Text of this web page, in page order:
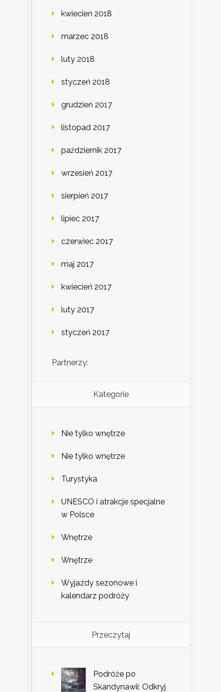
kwiecień 2018
marzec 2018
luty 2018
styczeń 2018
grudzień 2017
listopad 2017
październik 2017
wrzesień 2017
sierpień 2017
lipiec 2017
czerwiec 2017
maj 2017
kwiecień 2017
luty 2017
styczeń 2017
Partnerzy:
Kategorie
Nie tylko wnętrze
Nie tylko wnętrze
Turystyka
UNESCO i atrakcje specjalne
w Polsce
Wnętrze
Wnętrze
Wyjazdy sezonowe i
kalendarz podróży
Przeczytaj
Podróże po
Skandynawii: Odkryj